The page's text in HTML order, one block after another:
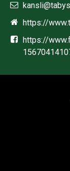
https://
https://